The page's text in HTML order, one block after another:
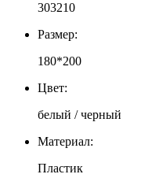
303210
Размер:
180*200
Цвет:
белый / черный
Материал:
Пластик